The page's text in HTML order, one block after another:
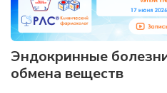
Эндокринные
обмена веществ